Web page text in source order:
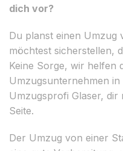
dich vor?
Du planst einen Umzug
möchtest sicherstellen,
Keine Sorge, wir helfen
Umzugsunternehmen in
Umzugsprofi Glaser,
Seite.
Der Umzug von einer